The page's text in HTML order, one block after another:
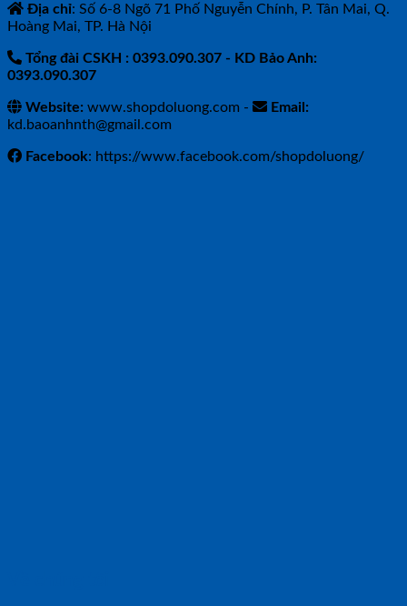
Địa chỉ: Số 6-8 Ngõ 71 Phố Nguyễn Chính, P. Tân Mai, Q.
Hoàng Mai, TP. Hà Nội
Tổng đài CSKH : 0393.090.307 - KD Bảo Anh:
0393.090.307
Website: www.shopdoluong.com -
Email:
kd.baoanhnth@gmail.com
Facebook: https://www.facebook.com/shopdoluong/